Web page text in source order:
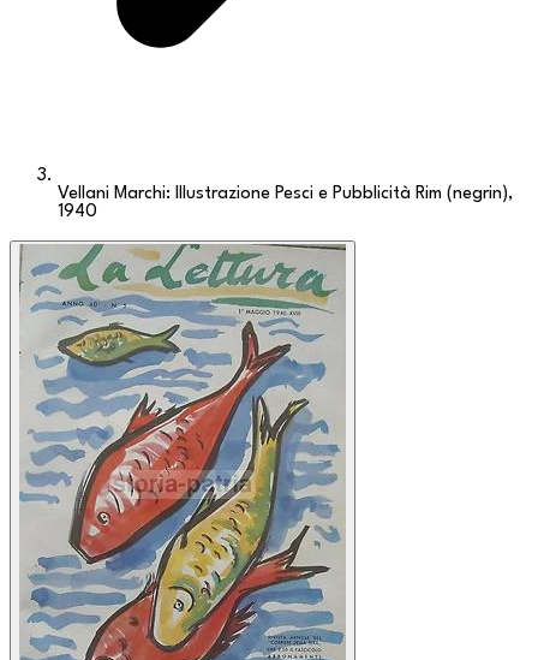
Vellani Marchi: Illustrazione Pesci e Pubblicità Rim (negrin),
1940